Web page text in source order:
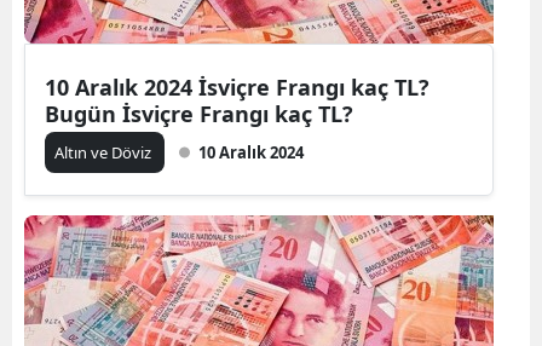
10 Aralık 2024 İsviçre Frangı kaç TL?
Bugün İsviçre Frangı kaç TL?
Altın ve Döviz 10 Aralık 2024